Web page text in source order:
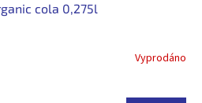
cola 0,275l
Vyprodáno